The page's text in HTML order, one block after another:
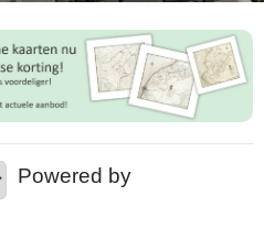
Powered by